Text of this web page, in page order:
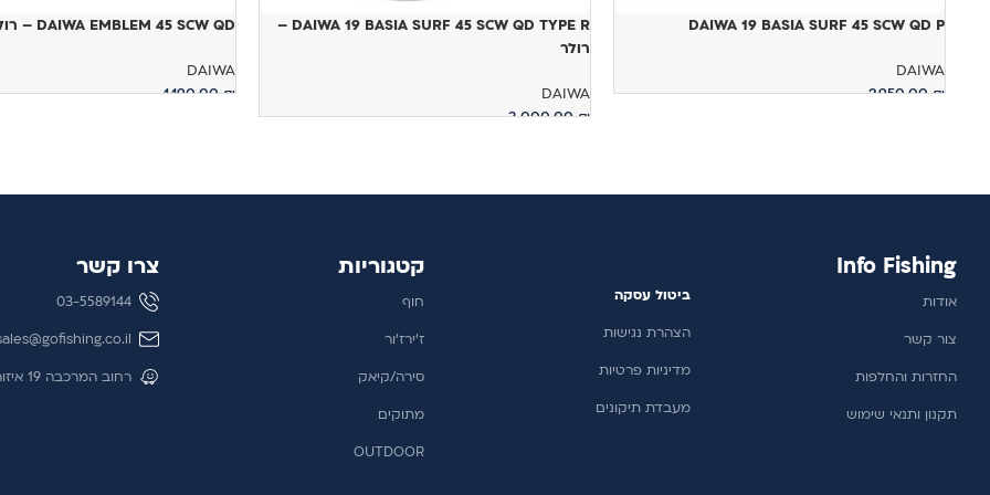
DAIWA 19 BASIA SURF 45 SCW QD P
DAIWA
2,950.00₪
DAIWA 19 BASIA SURF 45 SCW QD TYPE R –
רולר
DAIWA
3,000.00₪
DAIWA EMBLEM 45 SCW QD – רולר
DAIWA
1,190.00₪
Info Fishing
אודות
צור קשר
החזרות והחלפות
תקנון ותנאי שימוש
ביטול עסקה
הצהרת נגישות
מדיניות פרטיות
מעבדת תיקונים
קטגוריות
חוף
ז'ירז'ור
סירה/קיאק
מתוקים
OUTDOOR
צרו קשר
03-5589144
רחוב המרכבה 19 איזור התעשייה חולון